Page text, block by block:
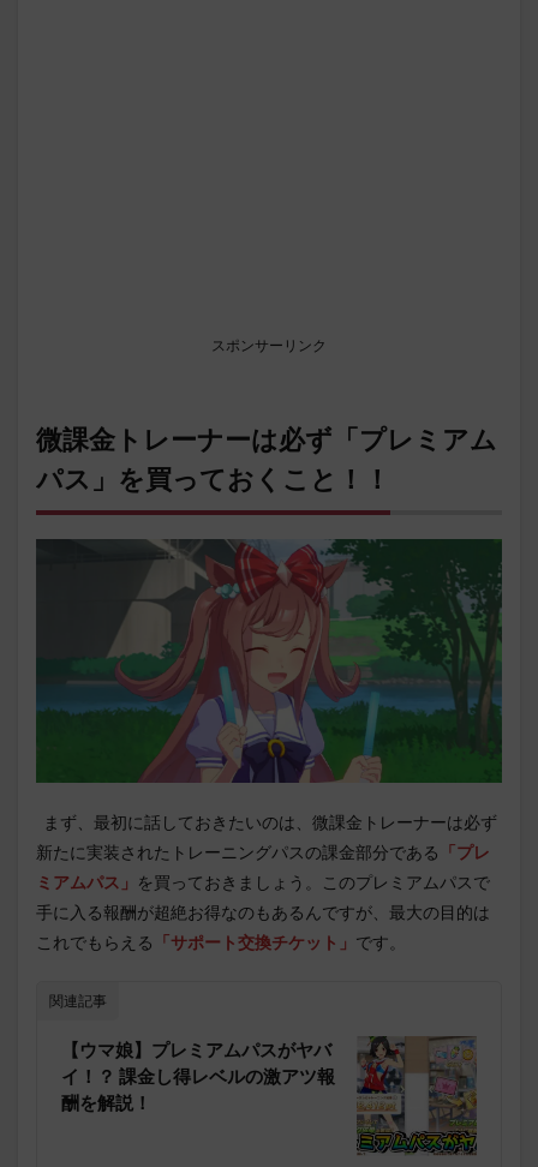
スポンサーリンク
微課金トレーナーは必ず「プレミアム
パス」を買っておくこと！！
まず、最初に話しておきたいのは、微課金トレーナーは必ず
新たに実装されたトレーニングパスの課金部分である 「プレ
ミアムパス」 を買っておきましょう。このプレミアムパスで
手に入る報酬が超絶お得なのもあるんですが、最大の目的は
これでもらえる 「サポート交換チケット」 です。
関連記事
【ウマ娘】プレミアムパスがヤバ
イ！？ 課金し得レベルの激アツ報
酬を解説！